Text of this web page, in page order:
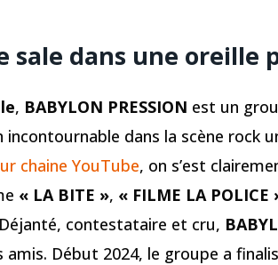
sale dans une oreille
, BABYLON PRESSION est un
dans la scène rock
chaine YouTube, on s’est
« LA BITE », « FILME LA POLICE
contestataire et cru,
Début 2024, le groupe a